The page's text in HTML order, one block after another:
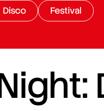
Disco
Festival